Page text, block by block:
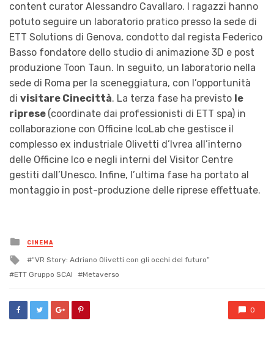
content curator Alessandro Cavallaro. I ragazzi hanno
potuto seguire un laboratorio pratico presso la sede di
ETT Solutions di Genova, condotto dal regista Federico
Basso fondatore dello studio di animazione 3D e post
produzione Toon Taun. In seguito, un laboratorio nella
sede di Roma per la sceneggiatura, con l’opportunità
di visitare Cinecittà. La terza fase ha previsto le
riprese (coordinate dai professionisti di ETT spa) in
collaborazione con Officine IcoLab che gestisce il
complesso ex industriale Olivetti d’Ivrea all’interno
delle Officine Ico e negli interni del Visitor Centre
gestiti dall’Unesco. Infine, l’ultima fase ha portato al
montaggio in post-produzione delle riprese effettuate.
Posted
in
CINEMA
Tagged
with
“VR Story: Adriano Olivetti con gli occhi del futuro”
ETT Gruppo SCAI
Metaverso
0